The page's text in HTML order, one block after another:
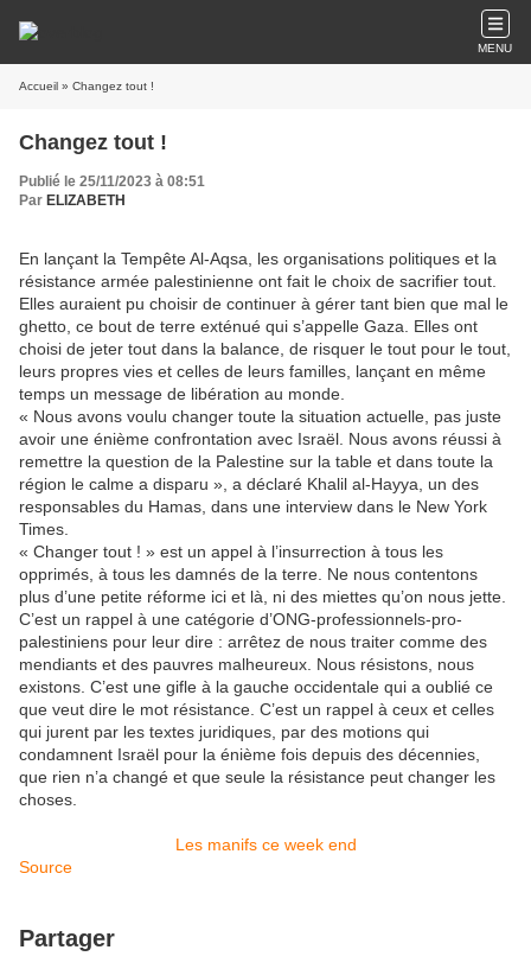
MENU
Accueil » Changez tout !
Changez tout !
Publié le 25/11/2023 à 08:51
Par ELIZABETH
En lançant la Tempête Al-Aqsa, les organisations politiques et la
résistance armée palestinienne ont fait le choix de sacrifier tout.
Elles auraient pu choisir de continuer à gérer tant bien que mal le
ghetto, ce bout de terre exténué qui s’appelle Gaza. Elles ont
choisi de jeter tout dans la balance, de risquer le tout pour le tout,
leurs propres vies et celles de leurs familles, lançant en même
temps un message de libération au monde.
« Nous avons voulu changer toute la situation actuelle, pas juste
avoir une énième confrontation avec Israël. Nous avons réussi à
remettre la question de la Palestine sur la table et dans toute la
région le calme a disparu », a déclaré Khalil al-Hayya, un des
responsables du Hamas, dans une interview dans le New York
Times.
« Changer tout ! » est un appel à l’insurrection à tous les
opprimés, à tous les damnés de la terre. Ne nous contentons
plus d’une petite réforme ici et là, ni des miettes qu’on nous jette.
C’est un rappel à une catégorie d’ONG-professionnels-pro-
palestiniens pour leur dire : arrêtez de nous traiter comme des
mendiants et des pauvres malheureux. Nous résistons, nous
existons. C’est une gifle à la gauche occidentale qui a oublié ce
que veut dire le mot résistance. C’est un rappel à ceux et celles
qui jurent par les textes juridiques, par des motions qui
condamnent Israël pour la énième fois depuis des décennies,
que rien n’a changé et que seule la résistance peut changer les
choses.
Les manifs ce week end
Source
Partager